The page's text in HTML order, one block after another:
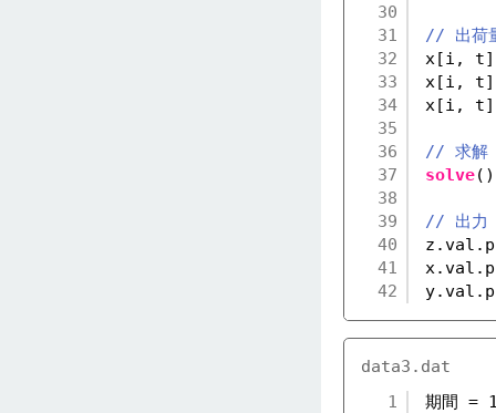
30
31
32
33
34
35
36
37
38
39
40
41
42
// 出荷
x[i, t]
x[i, t]
x[i, t]
// 求解
solve
// 出力
data3.dat
1
期間